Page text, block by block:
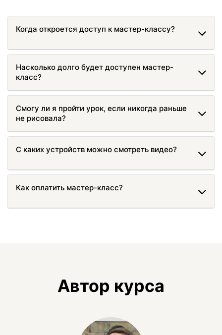
Когда откроется доступ к мастер-классу?
Насколько долго будет доступен мастер-
класс?
Смогу ли я пройти урок, если никогда раньше
не рисовала?
С каких устройств можно смотреть видео?
Как оплатить мастер-класс?
Автор курса